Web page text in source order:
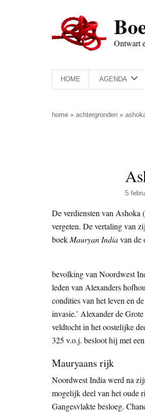
Ontwart
HOME AGENDA
home » achtergronden »
5
De verdiensten van
vergeten. De vertaling van
boek Mauryan Indiavan de
bevolking van Noordwest
leden van Alexanders
condities van het leven en
invasie.’ Alexander de
veldtocht in het oostelijke
325 v.o.j. besloot hij met
Mauryaans rijk
Noordwest India werd na
mogelijk deel van het oude
Gangesvlakte besloeg.